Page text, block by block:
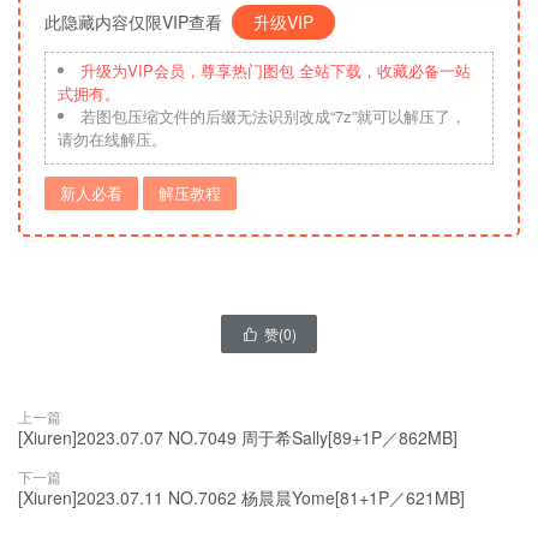
此隐藏内容仅限VIP查看 升级VIP
升级为VIP会员，尊享热门图包 全站下载，收藏必备一站
式拥有。
若图包压缩文件的后缀无法识别改成“7z”就可以解压了，
请勿在线解压。
新人必看 解压教程
 赞(0)
上一篇
[Xiuren]2023.07.07 NO.7049 周于希Sally[89+1P／862MB]
下一篇
[Xiuren]2023.07.11 NO.7062 杨晨晨Yome[81+1P／621MB]